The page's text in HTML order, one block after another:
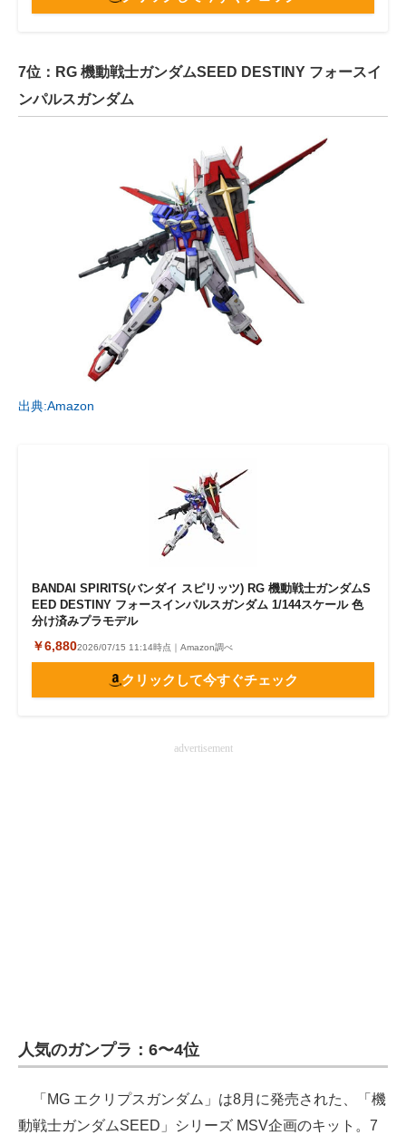
7位：RG 機動戦士ガンダムSEED DESTINY フォースイ
ンパルスガンダム
出典:Amazon
BANDAI SPIRITS(バンダイ スピリッツ) RG 機動戦士ガンダムS
EED DESTINY フォースインパルスガンダム 1/144スケール 色
分け済みプラモデル
￥6,8802026/07/15 11:14時点｜Amazon調べ
クリックして今すぐチェック
advertisement
人気のガンプラ：6〜4位
「MG エクリプスガンダム」は8月に発売された、「機
動戦士ガンダムSEED」シリーズ MSV企画のキット。7